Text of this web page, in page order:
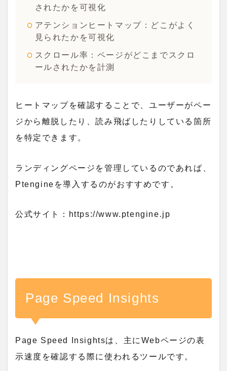
されたかを可視化
アテンションヒートマップ：どこがよく
見られたかを可視化
スクロール率：ページがどこまでスクロ
ールされたかを計測
ヒートマップを確認することで、ユーザーがペー
ジから離脱したり、読み飛ばしたりしている箇所
を特定できます。
ランディングページを管理しているのであれば、
Ptengineを導入するのがおすすめです。
公式サイト：https://www.ptengine.jp
Page Speed Insights
Page Speed Insightsは、主にWebページの表
示速度を確認する際に使われるツールです。